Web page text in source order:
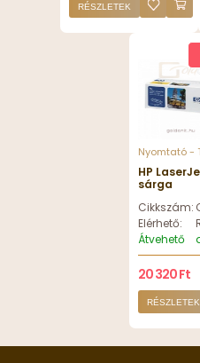
RÉSZLETEK
Nyomtató -
HP
sárga
Cikkszám:
Elérhető:
Átvehető
20 320 Ft
RÉSZLETEK